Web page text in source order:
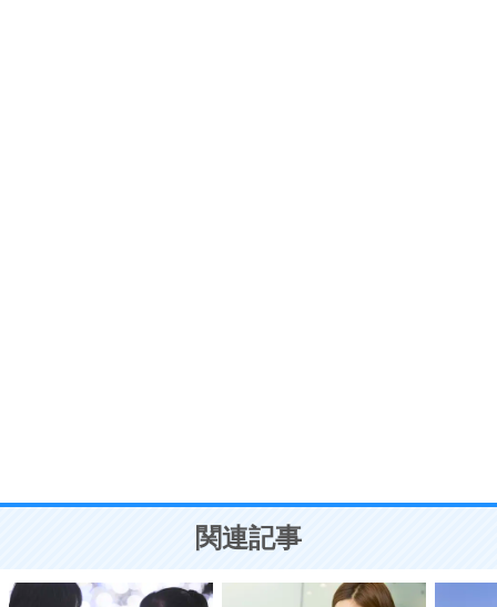
ことが大切。
関連記事